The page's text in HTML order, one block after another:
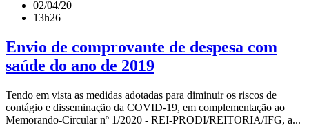
02/04/20
13h26
Envio de comprovante de despesa com
saúde do ano de 2019
Tendo em vista as medidas adotadas para diminuir os riscos de
contágio e disseminação da COVID-19, em complementação ao
Memorando-Circular nº 1/2020 - REI-PRODI/REITORIA/IFG, a...